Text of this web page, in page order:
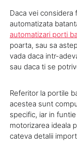
Daca vei considera
automatizata
automatizari porti
poarta, sau sa
vada daca intr-
sau daca ti se
Referitor la portile
acestea sunt
specific, iar in
motorizarea ideala
cateva detalii